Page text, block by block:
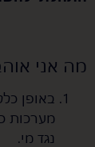
מה אני
באופן
מערכות
נגד מי.